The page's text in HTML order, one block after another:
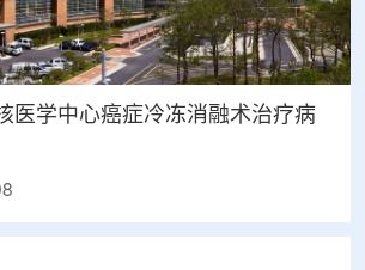
医学中心癌症冷冻消融术治疗病